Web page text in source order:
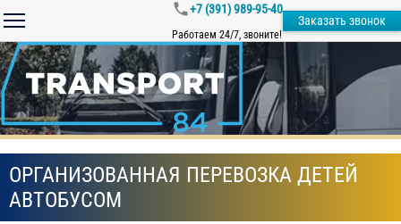
+7 (391) 989-95-40
Работаем 24/7, звоните!
Заказать звонок
ОРГАНИЗОВАННАЯ ПЕРЕВОЗКА ДЕТЕЙ
АВТОБУСОМ